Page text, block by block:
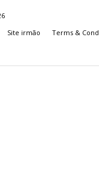
Site irmão Terms &